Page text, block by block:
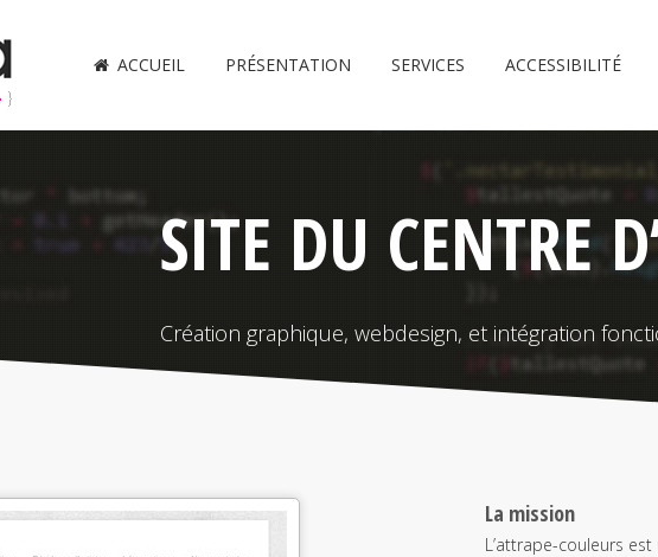
ACCUEIL PRÉSENTATION SERVICES ACCESSIBILITÉ
SITE DU CENTRE
Création graphique, webdesign, et intégration
La mission
L’attrape-couleurs